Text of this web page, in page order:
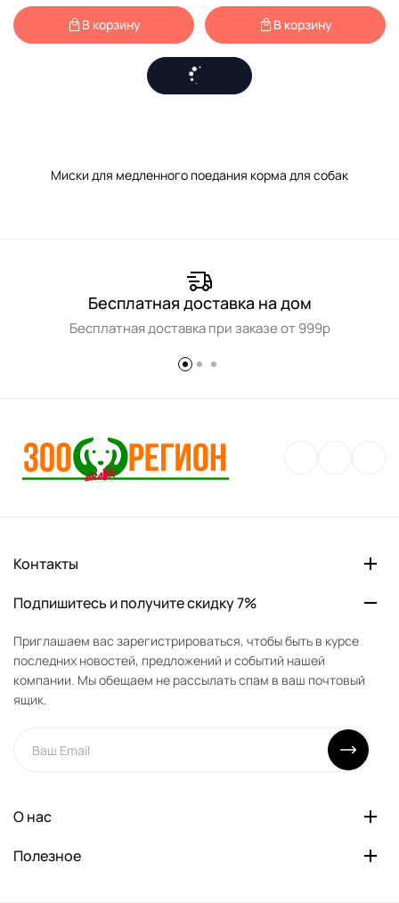
В корзину В корзину
Миски для медленного поедания корма для собак
Бесплатная доставка на дом
Бесплатная доставка при заказе от 999р
Контакты
Подпишитесь и получите скидку 7%
Приглашаем вас зарегистрироваться, чтобы быть в курсе
последних новостей, предложений и событий нашей
компании. Мы обещаем не рассылать спам в ваш почтовый
ящик.
О нас
Полезное